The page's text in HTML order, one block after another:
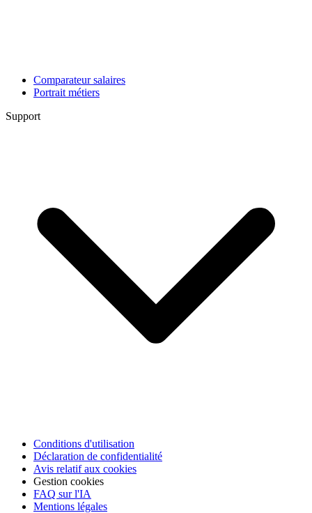
Comparateur salaires
Portrait métiers
Support
Conditions d'utilisation
Déclaration de confidentialité
Avis relatif aux cookies
Gestion cookies
FAQ sur l'IA
Mentions légales